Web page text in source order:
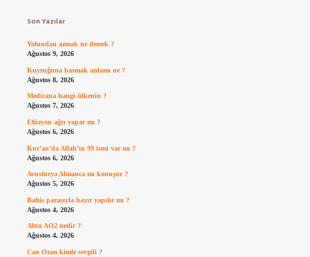
Son Yazılar
Yolundan azmak ne demek ?
Ağustos 9, 2026
Kuyruğuna basmak anlamı ne ?
Ağustos 8, 2026
Medicana hangi ülkenin ?
Ağustos 7, 2026
Efüzyon ağrı yapar mı ?
Ağustos 6, 2026
Kur’an’da Allah’ın 99 ismi var mı ?
Ağustos 6, 2026
Avusturya Almanca mı konuşur ?
Ağustos 5, 2026
Bahis parasıyla hayır yapılır mı ?
Ağustos 4, 2026
Altın AO2 nedir ?
Ağustos 4, 2026
Can Ozan kimle sevgili ?